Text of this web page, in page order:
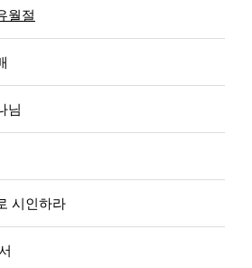
월절
님
시인하라